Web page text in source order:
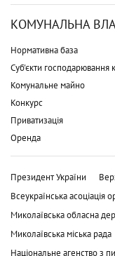
КОМУНАЛЬНА
Нормативна база
Суб'єкти господарювання
Комунальне майно
Конкурс
Приватизація
Оренда
Президент України
Всеукраїнська асоціація
Миколаївська обласна
Миколаївська міська рада
Національне агенство з